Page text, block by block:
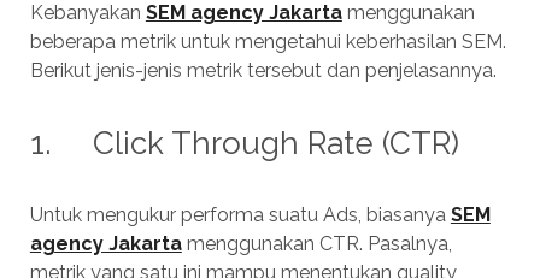
Kebanyakan SEM agency Jakartamenggunakan
beberapa metrik untuk mengetahui keberhasilan SEM.
Berikut jenis-jenis metrik tersebut dan penjelasannya.
1. Click Through Rate (CTR)
Untuk mengukur performa suatu Ads, biasanya SEM
agency Jakartamenggunakan CTR. Pasalnya,
metrik yang satu ini mampu menentukan quality